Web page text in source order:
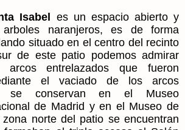
Isabel es un espacio abierto y
naranjeros, es de forma
situado en el centro del recinto
de este patio podemos admirar
arcos entrelazados que fueron
el vaciado de los arcos
se conservan en el Museo
de Madrid y en el Museo de
norte del patio se encuentran